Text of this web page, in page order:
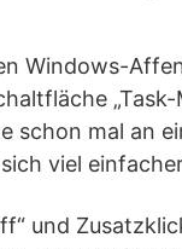
Windows-
schon mal an
viel
und